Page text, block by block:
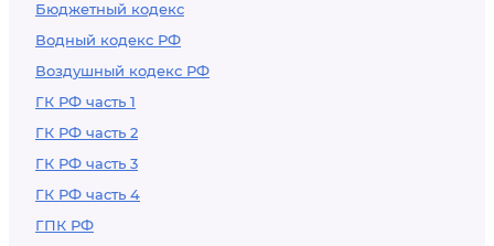
Бюджетный кодекс
Водный кодекс РФ
Воздушный кодекс РФ
ГК РФ часть 1
ГК РФ часть 2
ГК РФ часть 3
ГК РФ часть 4
ГПК РФ